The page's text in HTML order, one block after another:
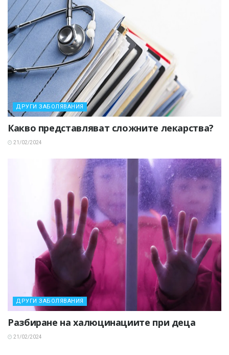
ДРУГИ ЗАБОЛЯВАНИЯ
Какво представляват сложните лекарства?
21/02/2024
ДРУГИ ЗАБОЛЯВАНИЯ
Разбиране на халюцинациите при деца
21/02/2024